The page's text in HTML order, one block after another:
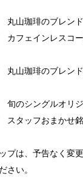
丸山珈琲のブレン
カフェインレスコ
丸山珈琲のブレン
旬のシングルオリ
スタッフおまかせ
プは、予告なく変
さい。